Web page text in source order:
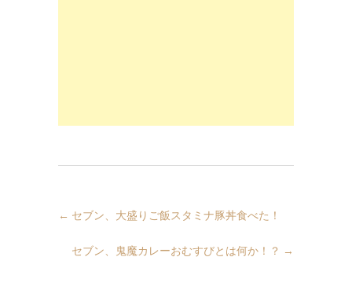
← セブン、大盛りご飯スタミナ豚丼食べた！
セブン、鬼魔カレーおむすびとは何か！？ →